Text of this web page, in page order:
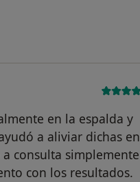
usuario Yessika
en la espalda y
a aliviar dichas en
consulta simplemente
con los resultados.